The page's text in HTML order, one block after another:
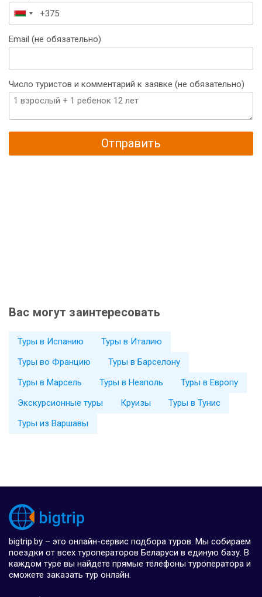
Беларусь
+375
Email (не обязательно)
Число туристов и комментарий к заявке (не обязательно)
Отправить
Вас могут заинтересовать
Туры в Испанию
Туры в Италию
Туры во Францию
Туры в Барселону
Туры в Марсель
Туры в Неаполь
Туры в Европу
Экскурсионные туры
Круизы
Туры в Тунис
Туры из Варшавы
bigtrip.by – это онлайн-сервис подбора туров. Мы собираем
поездки от всех туроператоров Беларуси в единую базу. В
каждом туре вы найдете прямые телефоны туроператора и
сможете заказать тур онлайн.